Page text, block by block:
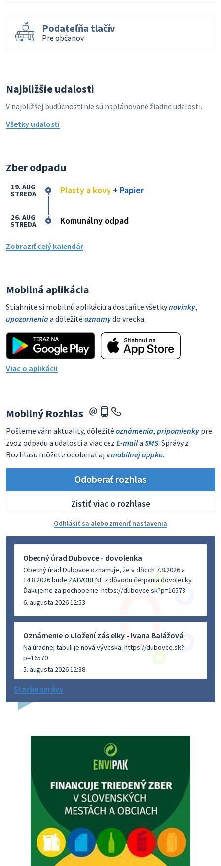
Podateľňa tlačív
Pre občanov
Najbližšie udalosti
V najbližšej budúcnosti nie sú naplánované žiadne udalosti.
Všetky udalosti
Zber odpadu
Plasty a kovy + Papier
19. AUG
STREDA
Komunálny odpad
26. AUG
STREDA
Zobraziť celý kalendár
Mobilná aplikácia
Stiahnite si mobilnú aplikáciu a dostaňte všetkynovinky,
upozorneniaa dôležité oznamydo vrecka.
Viac o aplikácii
Mobilný Rozhlas
Pošleme vám aktuality, dôležité oznámenia, pripomienky pre
zvoz odpadu a udalosti a viac cez E-maila SMS. Správy z
Rozhlasu môžete odoberať aj vmobilnej appke.
Odoberať rozhlas
Zistiť viac o rozhlase
Odhlásiť sa alebo zmeniť nastavenia
Obecný úrad Dubovce - dovolenka
Obecný úrad Dubovce oznamuje, že v dňoch 7.8.2026 a
14.8.2026 bude ZATVORENÉ z dôvodu čerpania dovolenky.
Ďakujeme za pochopenie. https://dubovce.sk?p=16573
6. augusta 2026 12:53
Oznámenie o uložení zásielky - Ivana Balážová
Na úradnej tabuli je nová výveska. https://dubovce.sk?
p=16570
5. augusta 2026 12:38
Dovolenka - MUDr. Marián Sivoň
budeZATVORENÁ z dôvodu čerpania dovolenky. Akútne
prípady bude riešiť MUDr.Fisch…
Zajtrajší zvoz odpadu
Vážený občan, zajtra 5. 8. sa bude zvážať komunálny odpad.
4. augusta 2026 15:30
Dnešný zvoz odpadu
Vážený občan, dnes 5. 8. sa zváža komunálny odpad.
Staršie správy